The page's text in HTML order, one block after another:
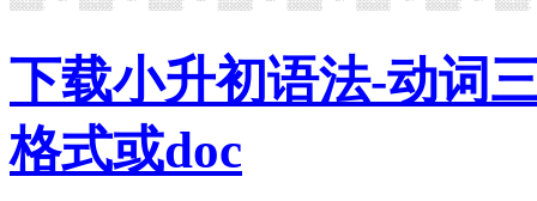
下载小升初语法-动词
格式或doc